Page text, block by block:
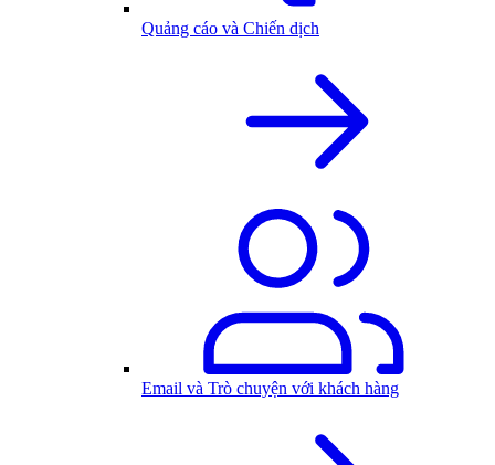
Quảng cáo và Chiến dịch
Email và Trò chuyện với khách hàng